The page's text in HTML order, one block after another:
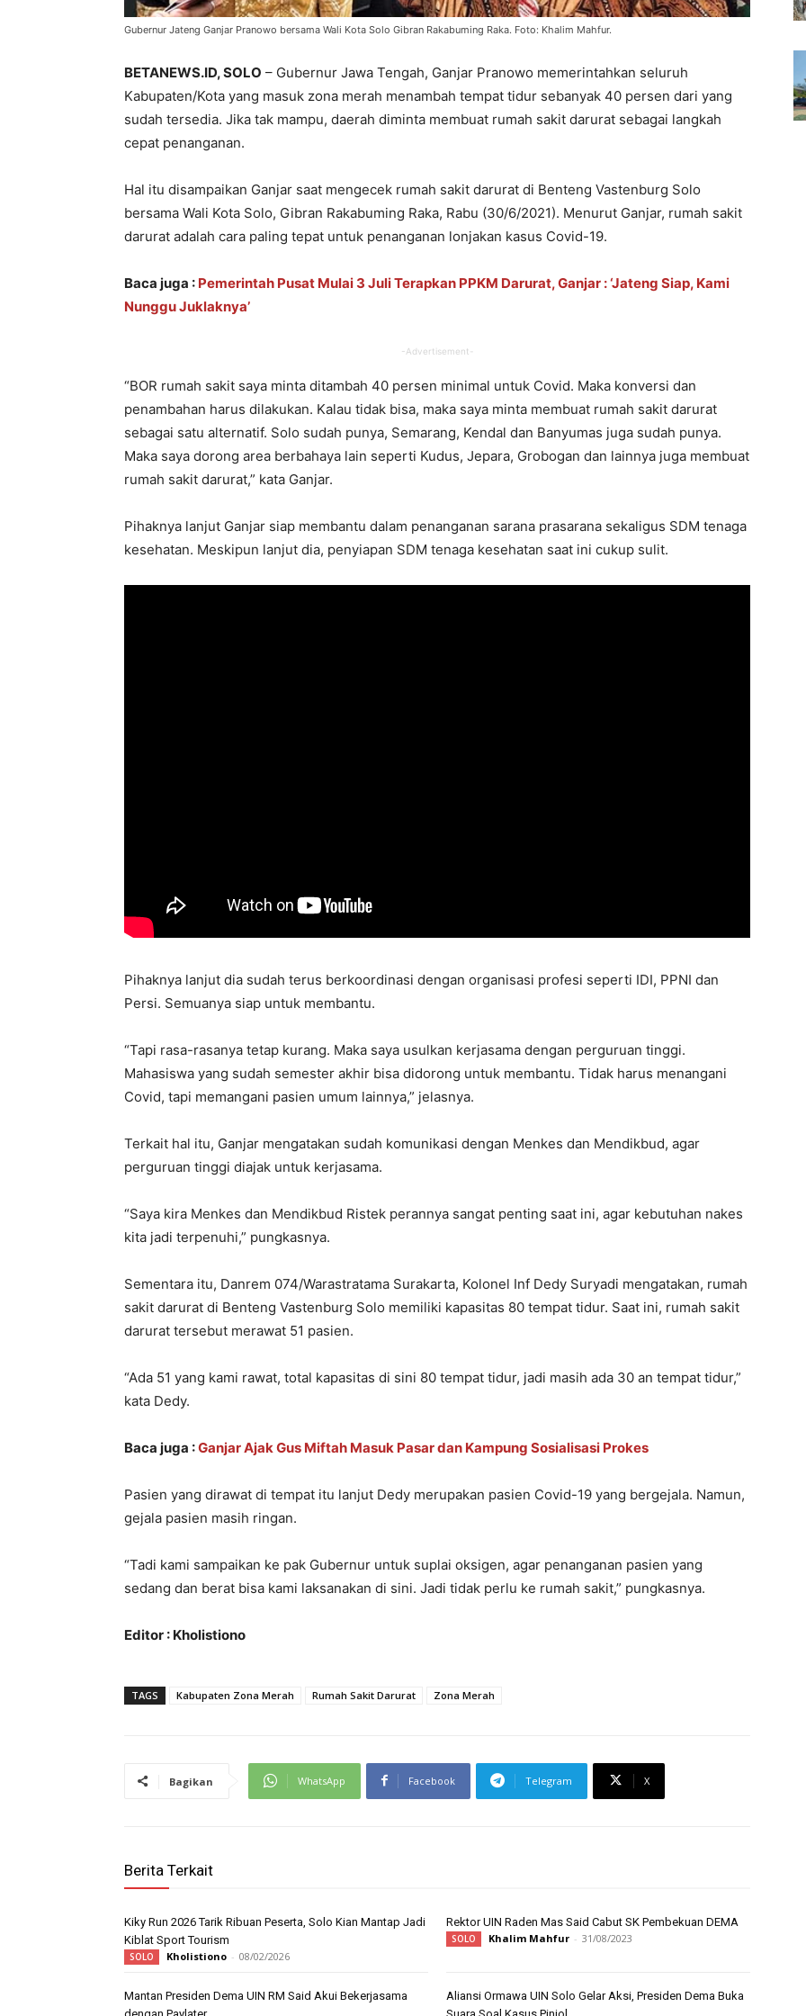
Gubernur Jateng Ganjar Pranowo bersama Wali Kota Solo Gibran Rakabuming Raka. Foto: Khalim Mahfur.
BETANEWS.ID, SOLO – Gubernur Jawa Tengah, Ganjar Pranowo memerintahkan seluruh
Kabupaten/Kota yang masuk zona merah menambah tempat tidur sebanyak 40 persen dari yang
sudah tersedia. Jika tak mampu, daerah diminta membuat rumah sakit darurat sebagai langkah
cepat penanganan.
Hal itu disampaikan Ganjar saat mengecek rumah sakit darurat di Benteng Vastenburg Solo
bersama Wali Kota Solo, Gibran Rakabuming Raka, Rabu (30/6/2021). Menurut Ganjar, rumah sakit
darurat adalah cara paling tepat untuk penanganan lonjakan kasus Covid-19.
Baca juga : Pemerintah Pusat Mulai 3 Juli Terapkan PPKM Darurat, Ganjar : ‘Jateng Siap, Kami
Nunggu Juklaknya’
-Advertisement-
“BOR rumah sakit saya minta ditambah 40 persen minimal untuk Covid. Maka konversi dan
penambahan harus dilakukan. Kalau tidak bisa, maka saya minta membuat rumah sakit darurat
sebagai satu alternatif. Solo sudah punya, Semarang, Kendal dan Banyumas juga sudah punya.
Maka saya dorong area berbahaya lain seperti Kudus, Jepara, Grobogan dan lainnya juga membuat
rumah sakit darurat,” kata Ganjar.
Pihaknya lanjut Ganjar siap membantu dalam penanganan sarana prasarana sekaligus SDM tenaga
kesehatan. Meskipun lanjut dia, penyiapan SDM tenaga kesehatan saat ini cukup sulit.
Pihaknya lanjut dia sudah terus berkoordinasi dengan organisasi profesi seperti IDI, PPNI dan
Persi. Semuanya siap untuk membantu.
“Tapi rasa-rasanya tetap kurang. Maka saya usulkan kerjasama dengan perguruan tinggi.
Mahasiswa yang sudah semester akhir bisa didorong untuk membantu. Tidak harus menangani
Covid, tapi memangani pasien umum lainnya,” jelasnya.
Terkait hal itu, Ganjar mengatakan sudah komunikasi dengan Menkes dan Mendikbud, agar
perguruan tinggi diajak untuk kerjasama.
“Saya kira Menkes dan Mendikbud Ristek perannya sangat penting saat ini, agar kebutuhan nakes
kita jadi terpenuhi,” pungkasnya.
Sementara itu, Danrem 074/Warastratama Surakarta, Kolonel Inf Dedy Suryadi mengatakan, rumah
sakit darurat di Benteng Vastenburg Solo memiliki kapasitas 80 tempat tidur. Saat ini, rumah sakit
darurat tersebut merawat 51 pasien.
“Ada 51 yang kami rawat, total kapasitas di sini 80 tempat tidur, jadi masih ada 30 an tempat tidur,”
kata Dedy.
Baca juga :Ganjar Ajak Gus Miftah Masuk Pasar dan Kampung Sosialisasi Prokes
Pasien yang dirawat di tempat itu lanjut Dedy merupakan pasien Covid-19 yang bergejala. Namun,
gejala pasien masih ringan.
“Tadi kami sampaikan ke pak Gubernur untuk suplai oksigen, agar penanganan pasien yang
sedang dan berat bisa kami laksanakan di sini. Jadi tidak perlu ke rumah sakit,” pungkasnya.
Editor : Kholistiono
TAGS Kabupaten Zona Merah Rumah Sakit Darurat Zona Merah
Bagikan WhatsApp Facebook Telegram X
Berita Terkait
Kiky Run 2026 Tarik Ribuan Peserta, Solo Kian Mantap Jadi
Kiblat Sport Tourism
SOLO Kholistiono - 08/02/2026
Rektor UIN Raden Mas Said Cabut SK Pembekuan DEMA
SOLO Khalim Mahfur - 31/08/2023
Mantan Presiden Dema UIN RM Said Akui Bekerjasama
Aliansi Ormawa UIN Solo Gelar Aksi, Presiden Dema Buka